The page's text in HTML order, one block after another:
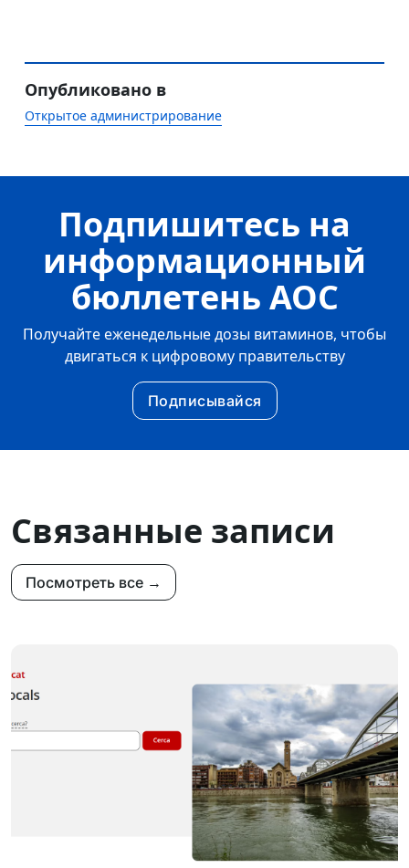
Опубликовано в
Открытое администрирование
Подпишитесь на
информационный
бюллетень AOC
Получайте еженедельные дозы витаминов, чтобы
двигаться к цифровому правительству
Подписывайся
Связанные записи
Посмотреть все →